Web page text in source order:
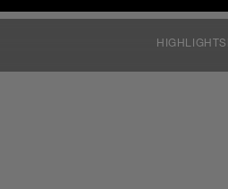
HIGHLIGHTS